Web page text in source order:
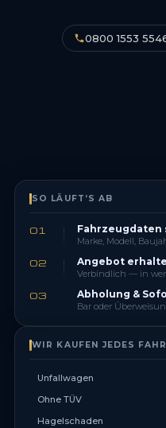
0800 1553
SO LÄUFT’S AB
01 Fahrzeugdaten
Marke, Modell,
02 Angebot
Verbindlich — in
03 Abholung &
Bar oder
WIR KAUFEN JEDES
Unfallwagen
Ohne TÜV
Hagelschaden